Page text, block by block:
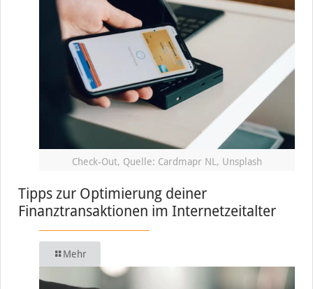
Check-Out, Quelle: Cardmapr NL, Unsplash
Tipps zur Optimierung deiner
Finanztransaktionen im Internetzeitalter
Mehr